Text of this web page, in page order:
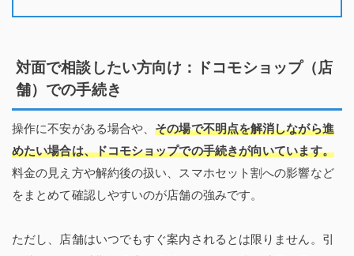
対面で相談したい方向け：ドコモショップ（店
舗）での手続き
操作に不安がある場合や、その場で不明点を解消しながら進
めたい場合は、ドコモショップでの手続きが向いています。
料金の見え方や解約後の扱い、スマホセット割への影響など
をまとめて確認しやすいのが店舗の強みです。
ただし、店舗はいつでもすぐ案内されるとは限りません。引